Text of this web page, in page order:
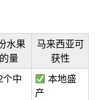
水果
的量
马来西亚可
获性
个中
本地盛
产